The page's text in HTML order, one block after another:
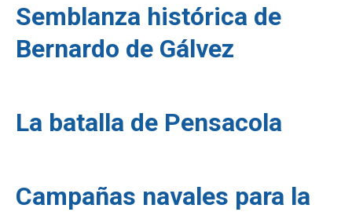
Semblanza histórica de
Bernardo de Gálvez
La batalla de Pensacola
Campañas navales para la